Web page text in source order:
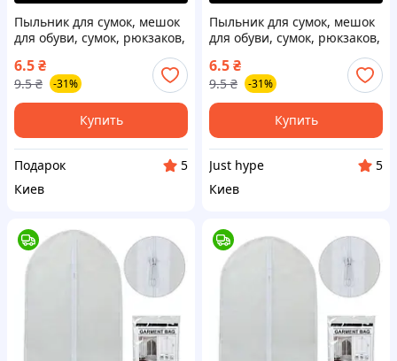
Пыльник для сумок, мешок
для обуви, сумок, рюкзаков,
пакет от пыли, защитный
чехол, из спанбонда 40*38
см Код 00-0976
6.5₴
9.5 ₴ -31%
Купить
Подарок
5
Киев
Пыльник для сумок, мешок
для обуви, сумок, рюкзаков,
пакет от пыли, защитный
чехол, из спанбонда 40*38
см Код 00-0976
6.5₴
9.5 ₴ -31%
Купить
Just hype
5
Киев